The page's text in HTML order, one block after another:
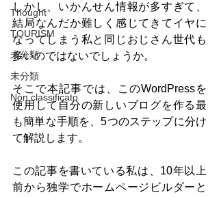
Thought
TOURISM
未分類
未分類
Non classificato
しかし、いかんせん情報が多すぎて、
結局なんだか難しく感じてきてイヤに
なってしまう私と同じおじさん世代も
多いのではないでしょうか。
そこで本記事では、このWordPressを
使用して自分の新しいブログを作る最
も簡単な手順を、5つのステップに分け
て解説します。
この記事を書いている私は、10年以上
前から独学でホームページビルダーと